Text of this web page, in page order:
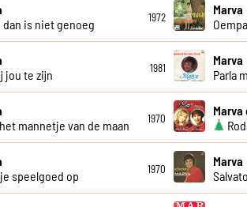
dan is niet genoeg
1972
Marva
jou te zijn
1981
Marva
Parla
mannetje van de maan
1970
speelgoed op
1970
Marva